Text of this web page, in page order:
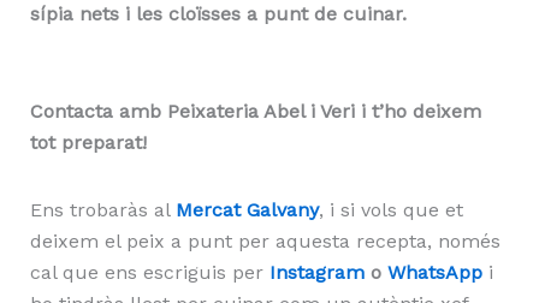
sípia nets i les cloïsses a punt de cuinar.
Contacta amb Peixateria Abel i Veri i t’ho deixem
tot preparat!
Ens trobaràs al Mercat Galvany, i si vols que et
deixem el peix a punt per aquesta recepta, només
cal que ens escriguis per Instagramo WhatsAppi